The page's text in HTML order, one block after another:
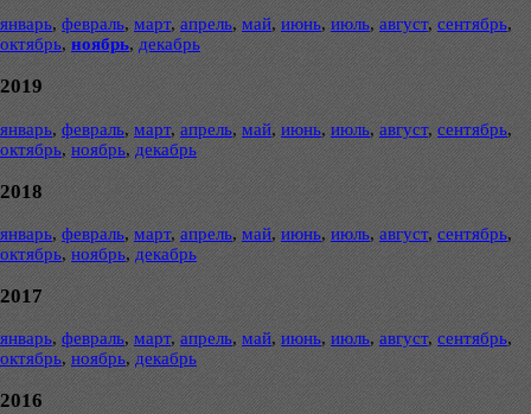
январь, февраль, март, апрель, май, июнь, июль, август, сентябрь,
октябрь, ноябрь, декабрь
2019
январь, февраль, март, апрель, май, июнь, июль, август, сентябрь,
октябрь, ноябрь, декабрь
2018
январь, февраль, март, апрель, май, июнь, июль, август, сентябрь,
октябрь, ноябрь, декабрь
2017
январь, февраль, март, апрель, май, июнь, июль, август, сентябрь,
октябрь, ноябрь, декабрь
2016